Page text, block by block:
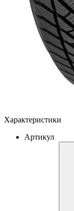
Характеристики
Артикул